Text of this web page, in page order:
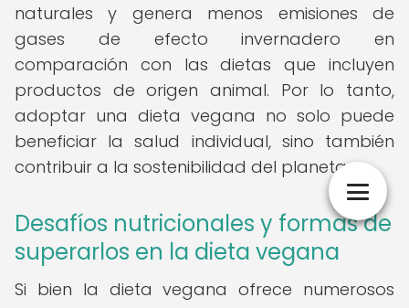
naturales y genera menos emisiones de
gases de efecto invernadero en
comparación con las dietas que incluyen
productos de origen animal. Por lo tanto,
adoptar una dieta vegana no solo puede
beneficiar la salud individual, sino también
contribuir a la sostenibilidad del planeta.
Desafíos nutricionales y formas de
superarlos en la dieta vegana
Si bien la dieta vegana ofrece numerosos